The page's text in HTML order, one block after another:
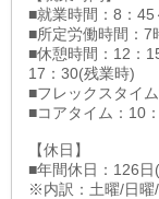
■就業時間：8：45
■所定労働時間：7
■休憩時間：12：
17：30(残業時)
■フレックスタイ
■コアタイム：10
【休日】
■年間休日：126日
※内訳：土曜/日曜